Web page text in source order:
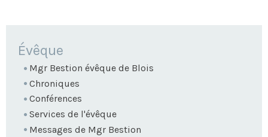
NAVIGATION
Évêque
Mgr Bestion évêque de Blois
Chroniques
Conférences
Services de l'évêque
Messages de Mgr Bestion